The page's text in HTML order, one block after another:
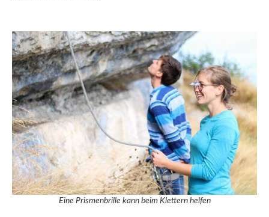
Eine Prismenbrille kann beim Klettern helfen